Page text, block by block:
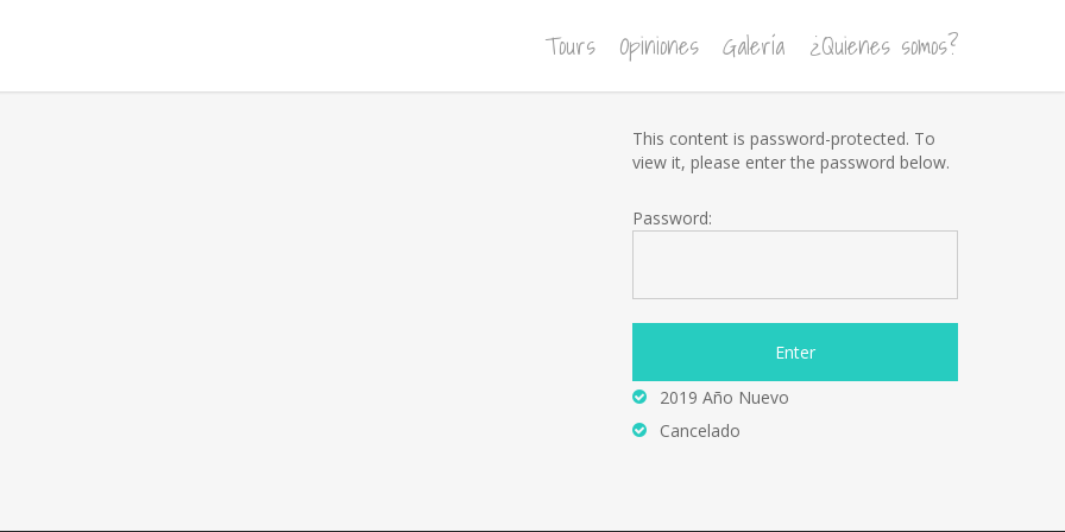
Tours Opiniones Galería ¿Quienes somos?
This content is password-protected. To
view it, please enter the password below.
Password:
2019 Año Nuevo
Cancelado